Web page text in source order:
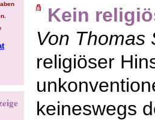
Kein
Von Thomas
religiöser
keineswegs